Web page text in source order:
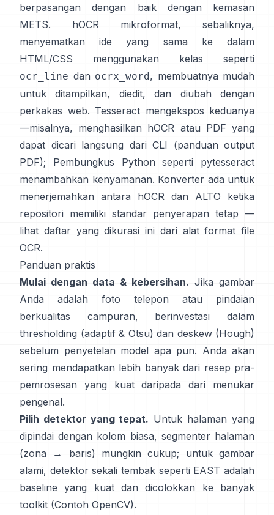
berpasangan dengan baik dengan kemasan
METS.
hOCR
mikroformat, sebaliknya,
menyematkan ide yang sama ke dalam
HTML/CSS menggunakan kelas seperti
ocr_line dan ocrx_word, membuatnya mudah
untuk ditampilkan, diedit, dan diubah dengan
perkakas web. Tesseract mengekspos keduanya
—misalnya, menghasilkan hOCR atau PDF yang
dapat dicari langsung dari CLI (panduan output
PDF); Pembungkus Python seperti
pytesseract
menambahkan kenyamanan. Konverter ada untuk
menerjemahkan antara hOCR dan ALTO ketika
repositori memiliki standar penyerapan tetap —
lihat daftar yang dikurasi ini dari alat format file
OCR.
Panduan praktis
Mulai dengan data & kebersihan. Jika gambar
Anda adalah foto telepon atau pindaian
berkualitas campuran, berinvestasi dalam
thresholding (adaptif & Otsu) dan deskew (Hough)
sebelum penyetelan model apa pun. Anda akan
sering mendapatkan lebih banyak dari resep pra-
pemrosesan yang kuat daripada dari menukar
pengenal.
Pilih detektor yang tepat. Untuk halaman yang
dipindai dengan kolom biasa, segmenter halaman
(zona → baris) mungkin cukup; untuk gambar
alami, detektor sekali tembak seperti EAST adalah
baseline yang kuat dan dicolokkan ke banyak
toolkit (Contoh OpenCV).